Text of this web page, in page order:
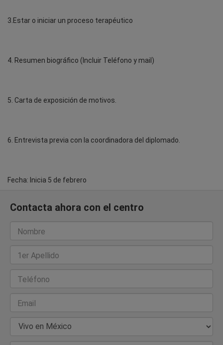
3.Estar o iniciar un proceso terapéutico
4. Resumen biográfico (Incluir Teléfono y mail)
5. Carta de exposición de motivos.
6. Entrevista previa con la coordinadora del diplomado.
Fecha: Inicia 5 de febrero
Contacta ahora con el centro
Nombre
1er Apellido
Teléfono
Email
País de Residencia